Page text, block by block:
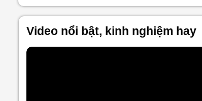
Video nổi bật, kinh nghiệm hay